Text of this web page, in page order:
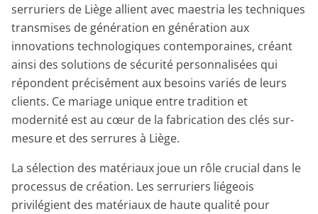
serruriers de Liège allient avec maestria les techniques
transmises de génération en génération aux
innovations technologiques contemporaines, créant
ainsi des solutions de sécurité personnalisées qui
répondent précisément aux besoins variés de leurs
clients. Ce mariage unique entre tradition et
modernité est au cœur de la fabrication des clés sur-
mesure et des serrures à Liège.
La sélection des matériaux joue un rôle crucial dans le
processus de création. Les serruriers liégeois
privilégient des matériaux de haute qualité pour